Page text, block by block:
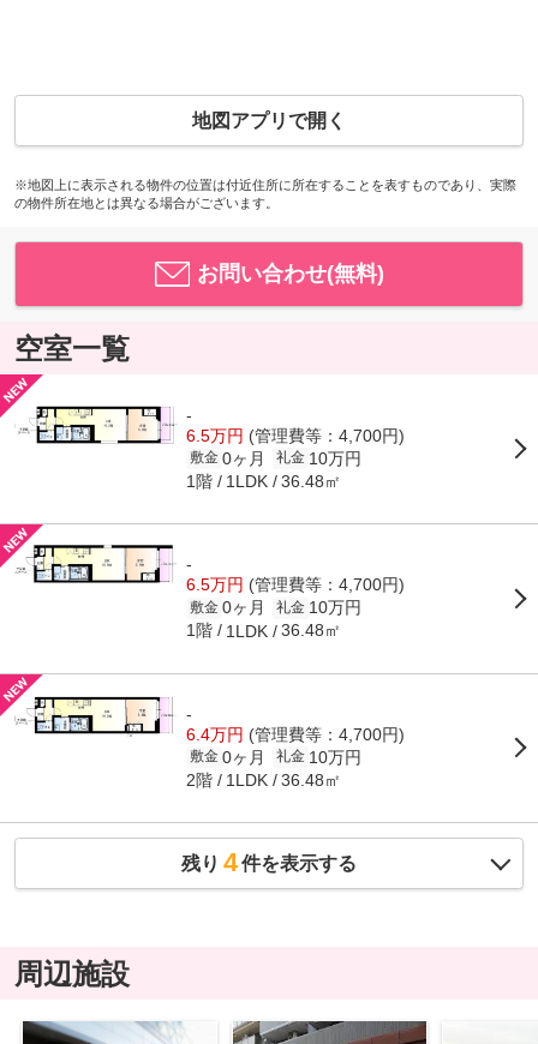
地図アプリで開く
※地図上に表示される物件の位置は付近住所に所在することを表すものであり、実際
の物件所在地とは異なる場合がございます。
お問い合わせ(無料)
空室一覧
-
6.5万円 (管理費等：4,700円)
敷金 0ヶ月 礼金 10万円
1階 1LDK 36.48㎡
-
6.5万円 (管理費等：4,700円)
敷金 0ヶ月 礼金 10万円
1階 1LDK 36.48㎡
-
6.4万円 (管理費等：4,700円)
敷金 0ヶ月 礼金 10万円
2階 1LDK 36.48㎡
残り 4件を表示する
周辺施設